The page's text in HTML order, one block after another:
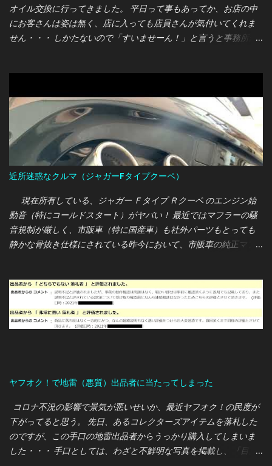
オイル交換に行ってきました。 平日って事もあってか、お店の中
にお客さんは姿は無く、店に入っても店員さんが気付いてくれま
せん・・・ しかたないので「すいませーん！」と言うと事務所か
か？ 営業マン：ちょうど今マツダは各種パックプランを見直して
いる最中なので、現在は取り扱っていません。 オレ：そうです
か・・・では、通常の価格で交換をお願いします。 営業マン：わ
かりました。では今回は〇000円で交換させていただきます。 ま
ぁ、ここまではフツー？のやり取りだったのですが、作業を待っ
ている時間の店員の態度に驚かされました・・・
近所迷惑なクルマ（ジャガーFタイプクーペ）
現在所有している、ジャガー Ｆタイプ Ｒクーペ のエンジン始
動音（特にコールドスタート）がヤバい！ 最近ではマフラーの騒
音規制が厳しく、市販車（特に国産車）も社外パーツもとっても
静かな骨抜き仕様にされている昨今において、市販車の純正マフ
増については事前にご近所さんへ説明していたのですが、実際に
納車されエンジンを始動すると轟音が静かな住宅地に響き渡り、
私もご近所さんも唖然としてしまいました( ﾟдﾟ) Ｆタイプ は車内
も広いし荷物も積めるし、普段乗りでもとても使いやすいスポー
購入する予定 自動車ランキング ↑↑↑ 当ブログは ランキング に参
加しております。 皆様の クリック が励みになりますので、どうぞ
宜しくお願いします。
ヤフオク！で地雷（悪質）出品者に当たってしまった
コロナ不況の影響で景気が悪いせいか、最近ヤフオク！の民度が
下がってると思う。 先日、あるコレクターズアイテムを落札した
のですが、この手口の地雷出品者からうっかり購入してしまいま
した・・・ 手口としては、わざと不鮮明な写真を掲載し、「目立